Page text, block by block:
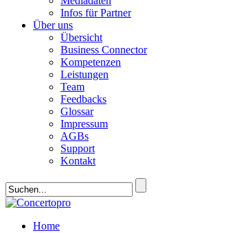
Infos für Partner
Über uns
Übersicht
Business Connector
Kompetenzen
Leistungen
Team
Feedbacks
Glossar
Impressum
AGBs
Support
Kontakt
Home